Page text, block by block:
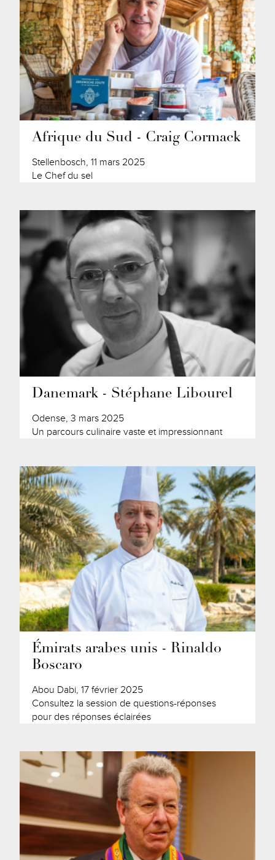
Afrique du Sud - Craig Cormack
Stellenbosch, 11 mars 2025
Le Chef du sel
Danemark - Stéphane Libourel
Odense, 3 mars 2025
Un parcours culinaire vaste et impressionnant
Émirats arabes unis - Rinaldo
Boscaro
Abou Dabi, 17 février 2025
Consultez la session de questions-réponses
pour des réponses éclairées